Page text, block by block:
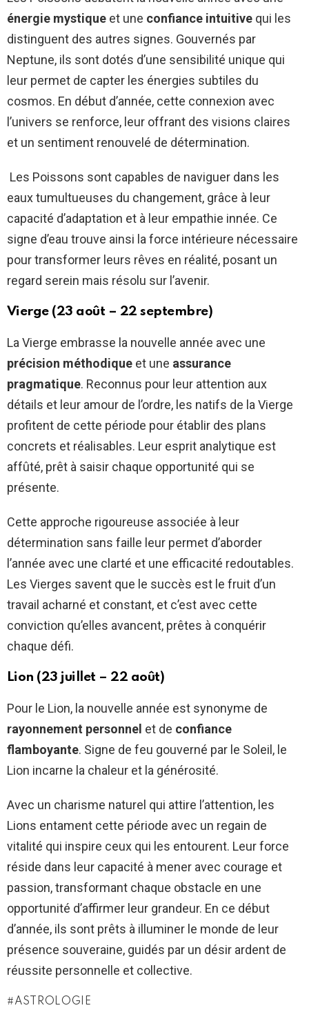
énergie mystique et une confiance intuitive qui les
distinguent des autres signes. Gouvernés par
Neptune, ils sont dotés d’une sensibilité unique qui
leur permet de capter les énergies subtiles du
cosmos. En début d’année, cette connexion avec
l’univers se renforce, leur offrant des visions claires
et un sentiment renouvelé de détermination.
Les Poissons sont capables de naviguer dans les
eaux tumultueuses du changement, grâce à leur
capacité d’adaptation et à leur empathie innée. Ce
signe d’eau trouve ainsi la force intérieure nécessaire
pour transformer leurs rêves en réalité, posant un
regard serein mais résolu sur l’avenir.
Vierge (23 août – 22 septembre)
La Vierge embrasse la nouvelle année avec une
précision méthodique et une assurance
pragmatique. Reconnus pour leur attention aux
détails et leur amour de l’ordre, les natifs de la Vierge
profitent de cette période pour établir des plans
concrets et réalisables. Leur esprit analytique est
affûté, prêt à saisir chaque opportunité qui se
présente.
Cette approche rigoureuse associée à leur
détermination sans faille leur permet d’aborder
l’année avec une clarté et une efficacité redoutables.
Les Vierges savent que le succès est le fruit d’un
travail acharné et constant, et c’est avec cette
conviction qu’elles avancent, prêtes à conquérir
chaque défi.
Lion (23 juillet – 22 août)
Pour le Lion, la nouvelle année est synonyme de
rayonnement personnel et de confiance
flamboyante. Signe de feu gouverné par le Soleil, le
Lion incarne la chaleur et la générosité.
Avec un charisme naturel qui attire l’attention, les
Lions entament cette période avec un regain de
vitalité qui inspire ceux qui les entourent. Leur force
réside dans leur capacité à mener avec courage et
passion, transformant chaque obstacle en une
opportunité d’affirmer leur grandeur. En ce début
d’année, ils sont prêts à illuminer le monde de leur
présence souveraine, guidés par un désir ardent de
réussite personnelle et collective.
ASTROLOGIE